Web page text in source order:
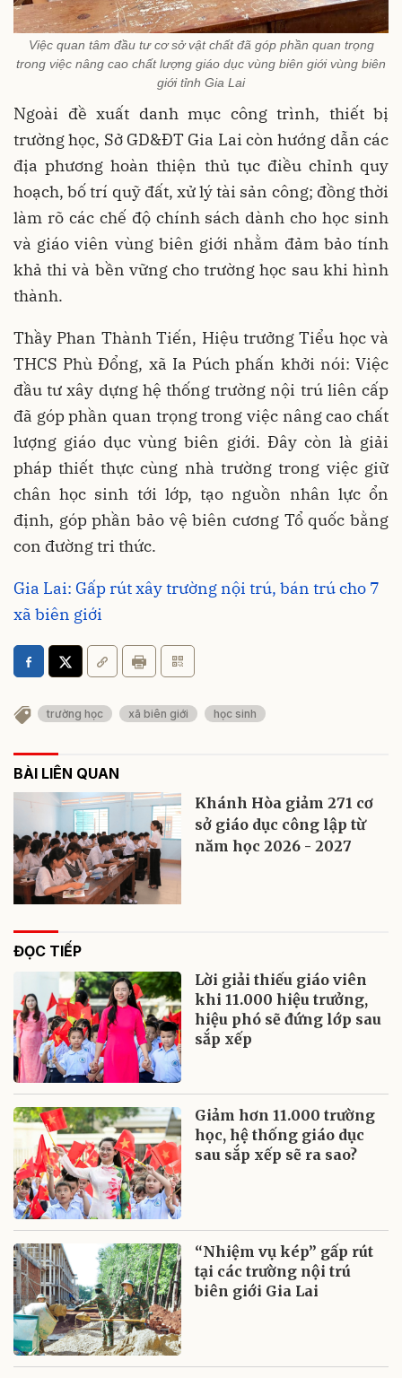
Việc quan tâm đầu tư cơ sở vật chất đã góp phần quan trọng
trong việc nâng cao chất lượng giáo dục vùng biên giới vùng biên
giới tỉnh Gia Lai
Ngoài đề xuất danh mục công trình, thiết bị
trường học, Sở GD&ĐT Gia Lai còn hướng dẫn các
địa phương hoàn thiện thủ tục điều chỉnh quy
hoạch, bố trí quỹ đất, xử lý tài sản công; đồng thời
làm rõ các chế độ chính sách dành cho học sinh
và giáo viên vùng biên giới nhằm đảm bảo tính
khả thi và bền vững cho trường học sau khi hình
thành.
Thầy Phan Thành Tiến, Hiệu trưởng Tiểu học và
THCS Phù Đổng, xã Ia Púch phấn khởi nói: Việc
đầu tư xây dựng hệ thống trường nội trú liên cấp
đã góp phần quan trọng trong việc nâng cao chất
lượng giáo dục vùng biên giới. Đây còn là giải
pháp thiết thực cùng nhà trường trong việc giữ
chân học sinh tới lớp, tạo nguồn nhân lực ổn
định, góp phần bảo vệ biên cương Tổ quốc bằng
con đường tri thức.
Gia Lai: Gấp rút xây trường nội trú, bán trú cho 7
xã biên giới
trường học xã biên giới học sinh
BÀI LIÊN QUAN
Khánh Hòa giảm 271 cơ
sở giáo dục công lập từ
năm học 2026 - 2027
ĐỌC TIẾP
Lời giải thiếu giáo viên
khi 11.000 hiệu trưởng,
hiệu phó sẽ đứng lớp sau
sắp xếp
Giảm hơn 11.000 trường
học, hệ thống giáo dục
sau sắp xếp sẽ ra sao?
“Nhiệm vụ kép” gấp rút
tại các trường nội trú
biên giới Gia Lai